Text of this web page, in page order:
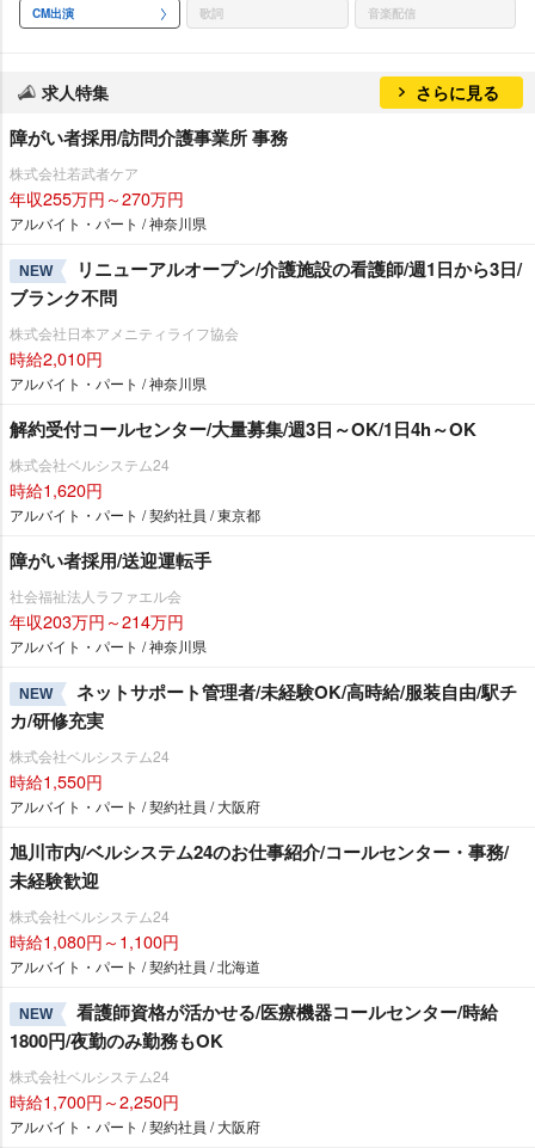
CM出演 歌詞 音楽配信
求人特集 さらに見る
障がい者採用/訪問介護事業所 事務
株式会社若武者ケア
年収255万円～270万円
アルバイト・パート / 神奈川県
NEW
リニューアルオープン/介護施設の看護師/週1日から3日/
ブランク不問
株式会社日本アメニティライフ協会
時給2,010円
アルバイト・パート / 神奈川県
解約受付コールセンター/大量募集/週3日～OK/1日4h～OK
株式会社ベルシステム24
時給1,620円
アルバイト・パート / 契約社員 / 東京都
障がい者採用/送迎運転手
社会福祉法人ラファエル会
年収203万円～214万円
アルバイト・パート / 神奈川県
NEW
ネットサポート管理者/未経験OK/高時給/服装自由/駅チ
カ/研修充実
株式会社ベルシステム24
時給1,550円
アルバイト・パート / 契約社員 / 大阪府
旭川市内/ベルシステム24のお仕事紹介/コールセンター・事務/
未経験歓迎
株式会社ベルシステム24
時給1,080円～1,100円
アルバイト・パート / 契約社員 / 北海道
NEW
看護師資格が活かせる/医療機器コールセンター/時給
1800円/夜勤のみ勤務もOK
株式会社ベルシステム24
時給1,700円～2,250円
アルバイト・パート / 契約社員 / 大阪府